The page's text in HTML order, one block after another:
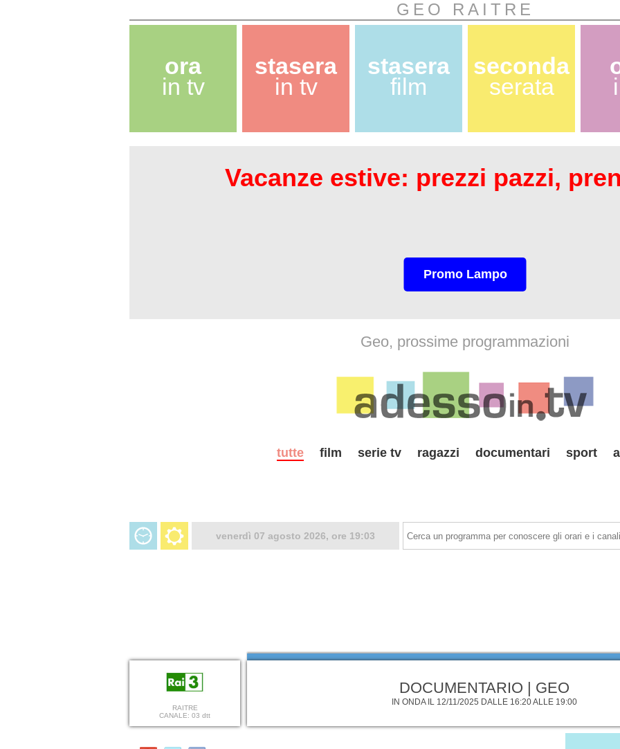
GEO RAITRE
ora
in tv
stasera
in tv
stasera
film
seconda
serata
Vacanze estive: prezzi pazzi,
Promo Lampo
Geo, prossime programmazioni
tutte film serie tv ragazzi documentari sport
venerdì 07 agosto 2026, ore 19:03
RAITRE
CANALE: 03 dtt
DOCUMENTARIO | GEO
IN ONDA IL 12/11/2025 DALLE 16:20 ALLE 19:00